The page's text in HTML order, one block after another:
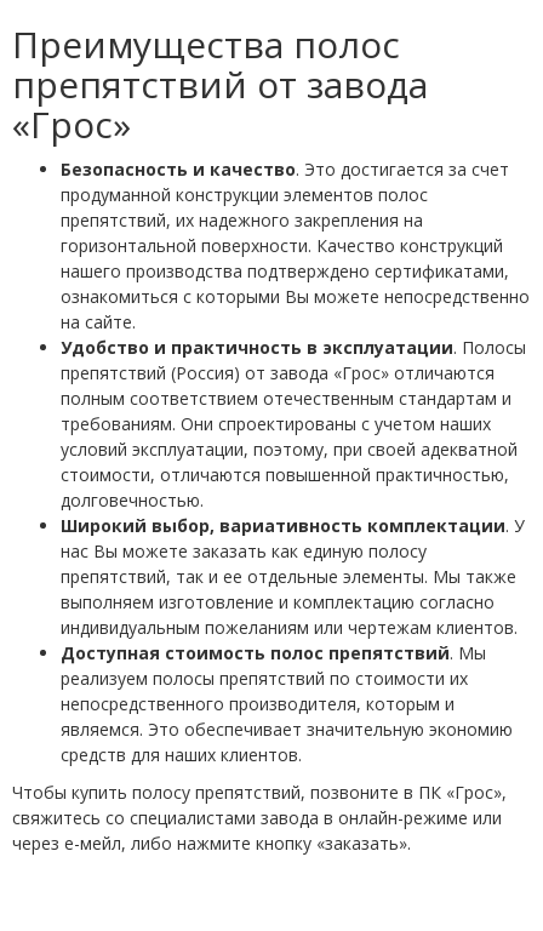
Преимущества полос
препятствий от завода
«Грос»
Безопасность и качество. Это достигается за счет
продуманной конструкции элементов полос
препятствий, их надежного закрепления на
горизонтальной поверхности. Качество конструкций
нашего производства подтверждено сертификатами,
ознакомиться с которыми Вы можете непосредственно
на сайте.
Удобство и практичность в эксплуатации. Полосы
препятствий (Россия) от завода «Грос» отличаются
полным соответствием отечественным стандартам и
требованиям. Они спроектированы с учетом наших
условий эксплуатации, поэтому, при своей адекватной
стоимости, отличаются повышенной практичностью,
долговечностью.
Широкий выбор, вариативность комплектации. У
нас Вы можете заказать как единую полосу
препятствий, так и ее отдельные элементы. Мы также
выполняем изготовление и комплектацию согласно
индивидуальным пожеланиям или чертежам клиентов.
Доступная стоимость полос препятствий. Мы
реализуем полосы препятствий по стоимости их
непосредственного производителя, которым и
являемся. Это обеспечивает значительную экономию
средств для наших клиентов.
Чтобы купить полосу препятствий, позвоните в ПК «Грос»,
свяжитесь со специалистами завода в онлайн-режиме или
через е-мейл, либо нажмите кнопку «заказать».